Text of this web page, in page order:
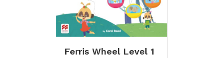
Ferris Wheel Level 1